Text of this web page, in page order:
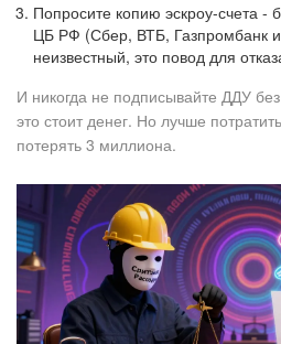
Попросите копию эскроу-счета -
ЦБ РФ (Сбер, ВТБ, Газпромбанк
неизвестный, это повод для
И никогда не подписывайте ДДУ
это стоит денег. Но лучше
потерять 3 миллиона.